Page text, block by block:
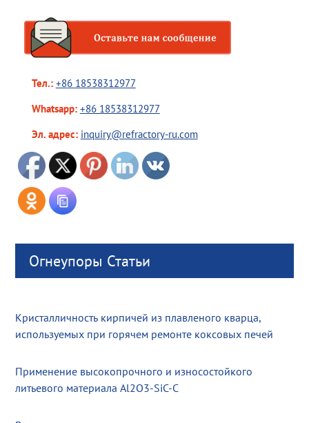
Тел.: +86 18538312977
Whatsapp: +86 18538312977
Эл. адрес: inquiry@refractory-ru.com
Огнеупоры Статьи
Кристалличность кирпичей из плавленого кварца,
используемых при горячем ремонте коксовых печей
Применение высокопрочного и износостойкого
литьевого материала Al2O3-SiC-C